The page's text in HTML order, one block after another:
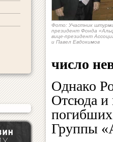
Фото: Участник
президент Фонда
вице-президент
и Павел Евдокимов
число
Однако
Отсюда и
Группы